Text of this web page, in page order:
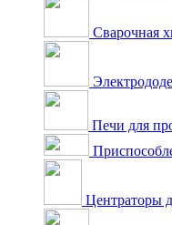
Сварочная
Печи для
Центраторы